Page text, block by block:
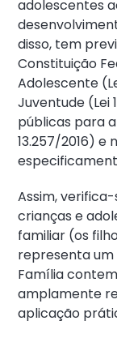
adolescentes
disso, tem
Constituição
Adolescente
Juventude (Lei
públicas para
13.257/2016) e
Assim,
crianças e
familiar (os
representa um
Família
amplamente
aplicação